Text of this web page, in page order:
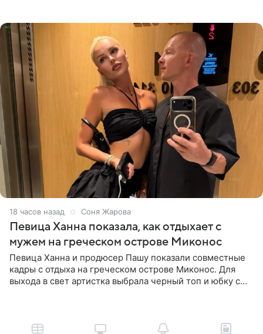
18 часов назад Соня Жарова
Певица Ханна показала, как отдыхает с
мужем на греческом острове Миконос
Певица Ханна и продюсер Пашу показали совместные
кадры с отдыха на греческом острове Миконос. Для
выхода в свет артистка выбрала черный топ и юбку с